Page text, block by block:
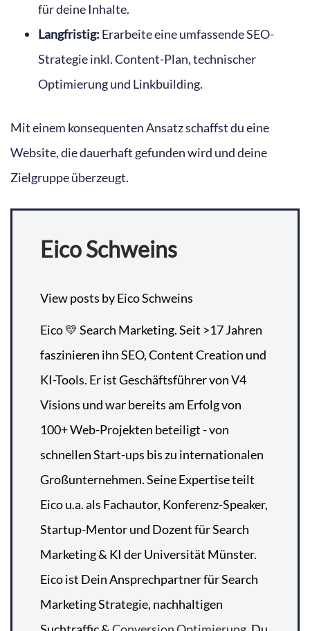
für deine Inhalte.
Langfristig: Erarbeite eine umfassende SEO-
Strategie inkl. Content-Plan, technischer
Optimierung und Linkbuilding.
Mit einem konsequenten Ansatz schaffst du eine
Website, die dauerhaft gefunden wird und deine
Zielgruppe überzeugt.
Eico Schweins
View posts by Eico Schweins
Eico 💛 Search Marketing. Seit >17 Jahren
faszinieren ihn SEO, Content Creation und
KI-Tools. Er ist Geschäftsführer von V4
Visions und war bereits am Erfolg von
100+ Web-Projekten beteiligt - von
schnellen Start-ups bis zu internationalen
Großunternehmen. Seine Expertise teilt
Eico u.a. als Fachautor, Konferenz-Speaker,
Startup-Mentor und Dozent für Search
Marketing & KI der Universität Münster.
Eico ist Dein Ansprechpartner für Search
Marketing Strategie, nachhaltigen